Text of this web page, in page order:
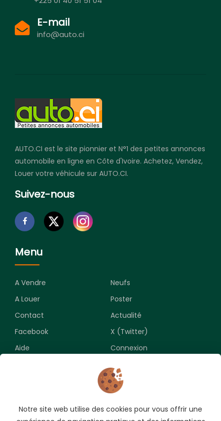
E-mail
info@auto.ci
AUTO.CI est le site pionnier et N°1 des petites annonces
automobile en ligne en Côte d'Ivoire. Achetez, Vendez,
Louer votre véhicule sur AUTO.CI.
Suivez-nous
Menu
A Vendre
Neufs
A Louer
Poster
Contact
Actualité
Facebook
X (Twitter)
Aide
Connexion
Souscrivez pour recevoir les meilleures opportunités.
Notre site web utilise des cookies pour vous offrir une